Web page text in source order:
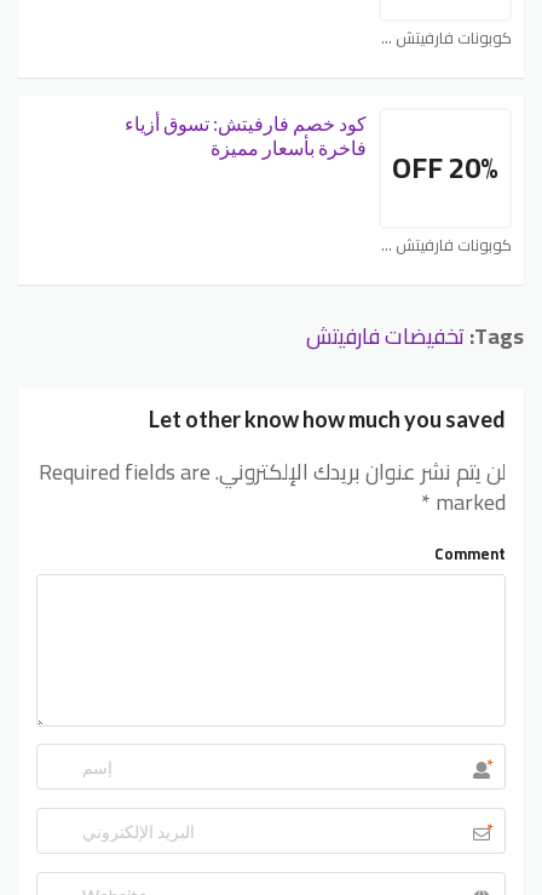
كوبونات فارفيتش - Farfetch
20% OFF
كوبونات فارفيتش - Farfetch
كود خصم فارفيتش: تسوق أزياء
فاخرة بأسعار مميزة
Tags: تخفيضات فارفيتش
Let other know how much you saved
لن يتم نشر عنوان بريدك الإلكتروني.Required fields are
marked
*
Comment
*
*